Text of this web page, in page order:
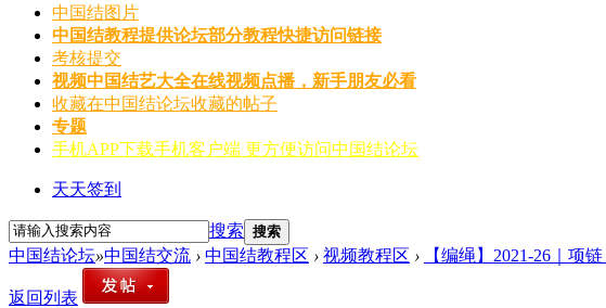
中国结图片
中国结教程提供论坛部分教程快捷访问链接
考核提交
视频中国结艺大全在线视频点播，新手朋友必看
收藏在中国结论坛收藏的帖子
专题
手机APP下载手机客户端 更方便访问中国结论坛
天天签到
搜索 搜索
中国结论坛»中国结交流 › 中国结教程区 › 视频教程区 › 【编绳】2021-26｜项
返回列表